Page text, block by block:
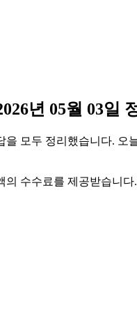
년 05월 03일
모두 정리했습니다.
의 수수료를 제공받습니다.